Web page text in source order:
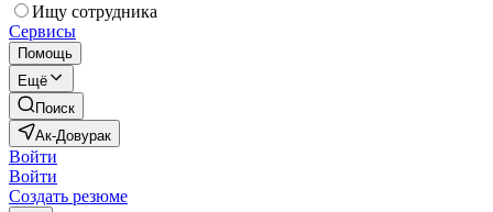
Ищу сотрудника
Сервисы
Помощь
Ещё
Поиск
Ак-Довурак
Войти
Войти
Создать резюме